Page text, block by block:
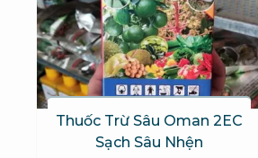
Thuốc Trừ Sâu Oman 2EC
Sạch Sâu Nhện